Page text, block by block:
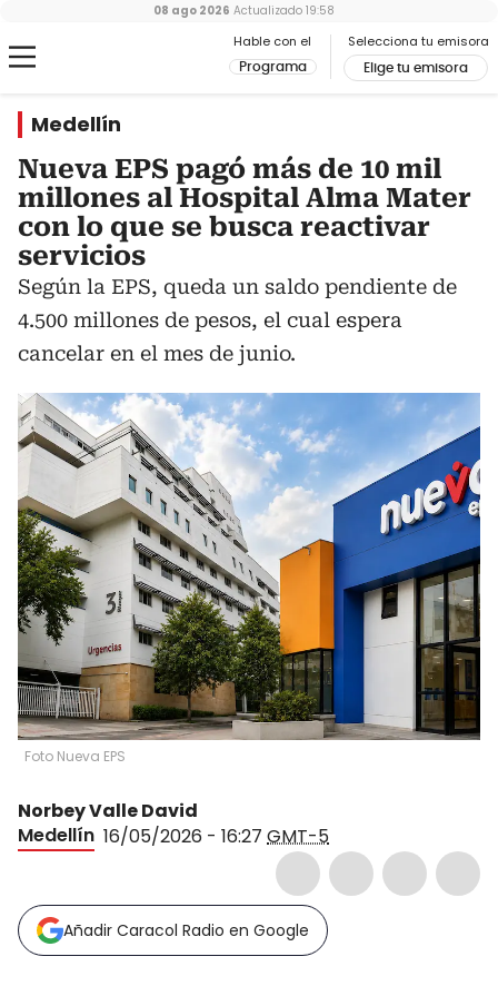
Hable con el
Programa
Selecciona tu emisora
Elige tu emisora
08 ago 2026 Actualizado 19:58
Medellín
Nueva EPS pagó más de 10 mil
millones al Hospital Alma Mater
con lo que se busca reactivar
servicios
Según la EPS, queda un saldo pendiente de
4.500 millones de pesos, el cual espera
cancelar en el mes de junio.
Foto Nueva EPS
Norbey Valle David
Medellín 16/05/2026 - 16:27 GMT-5
Añadir Caracol Radio en Google